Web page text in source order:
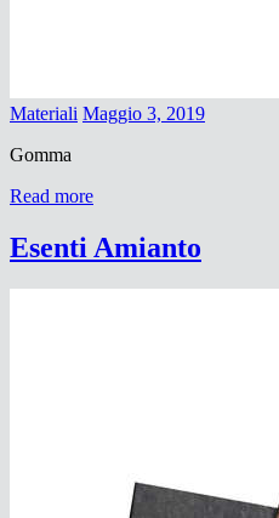
Materiali Maggio 3, 2019
Gomma
Read more
Esenti Amianto